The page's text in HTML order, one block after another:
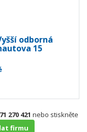
odborná
15
270 421 nebo stiskněte
firmu